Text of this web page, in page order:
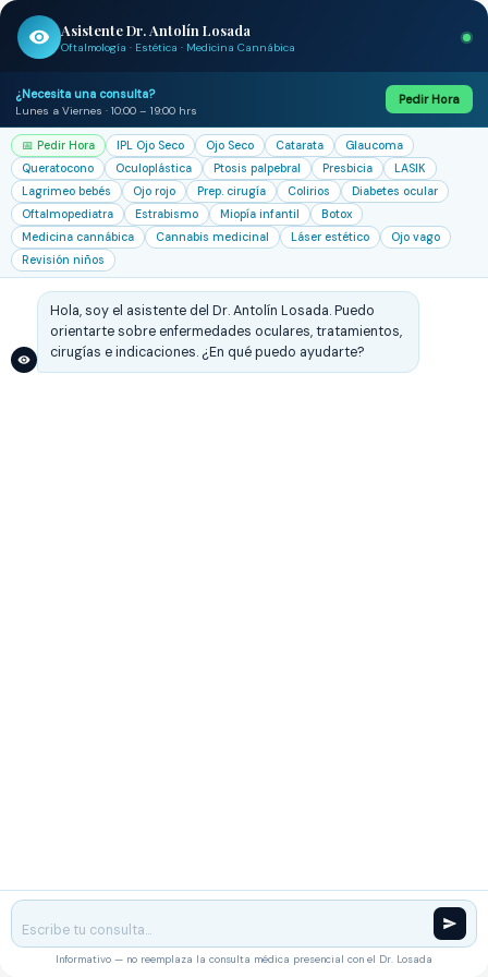
Asistente Dr. Antolín Losada
Oftalmología · Estética · Medicina Cannábica
¿Necesita una consulta?
Lunes a Viernes · 10:00 – 19:00 hrs
Pedir Hora
📅 Pedir Hora IPL Ojo Seco Ojo Seco Catarata
Glaucoma
Queratocono
Oculoplástica Ptosis palpebral Presbicia
LASIK
Lagrimeo bebés
Ojo rojo Prep. cirugía Colirios
Diabetes ocular
Oftalmopediatra
Estrabismo Miopía infantil
Botox
Medicina cannábica
Cannabis medicinal Láser estético
Ojo vago
Revisión niños
Hola, soy el asistente del Dr. Antolín Losada. Puedo
orientarte sobre enfermedades oculares, tratamientos,
cirugías e indicaciones. ¿En qué puedo ayudarte?
Informativo — no reemplaza la consulta médica presencial con el Dr. Losada